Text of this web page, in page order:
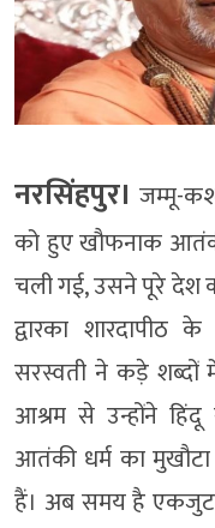
नरसिंहपुर। जम्मू-
को हुए खौफनाक
चली गई, उसने पूरे देश
द्वारका शारदापीठ
सरस्वती ने कड़े शब्दों
आश्रम से उन्होंने
आतंकी धर्म का
हैं। अब समय है एकजुट